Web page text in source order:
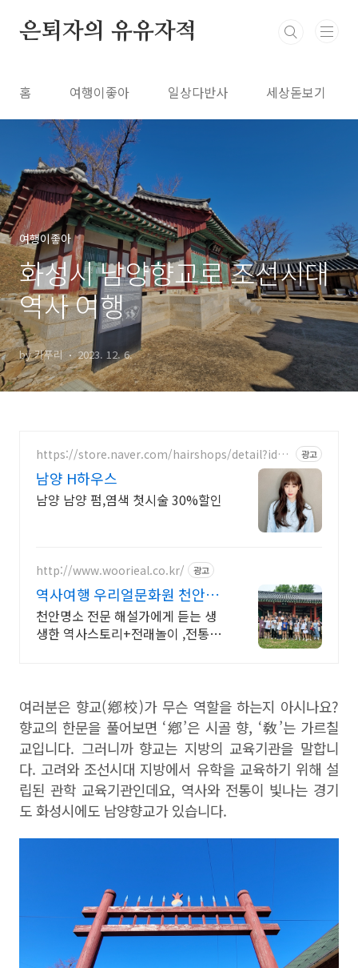
은퇴자의 유유자적
홈 여행이좋아 일상다반사 세상돋보기
여행이좋아
화성시 남양향교로 조선시대
역사 여행
by 카푸리 2023. 12. 6.
https://store.naver.com/hairshops/detail?id=1
광고
남양 H하우스
남양 남양 펌,염색 첫시술 30%할인
http://www.woorieal.co.kr/ 광고
역사여행 우리얼문화원 천안관
광두레 주민사업체
천안명소 전문 해설가에게 듣는 생
생한 역사스토리+전래놀이 ,전통놀
여러분은 향교(鄕校)가 무슨 역할을 하는지 아시나요?
향교의 한문을 풀어보면 ‘鄕’은 시골 향, ‘敎’는 가르칠
교입니다. 그러니까 향교는 지방의 교육기관을 말합니
다. 고려와 조선시대 지방에서 유학을 교육하기 위해 설
립된 관학 교육기관인데요, 역사와 전통이 빛나는 경기
도 화성시에도 남양향교가 있습니다.